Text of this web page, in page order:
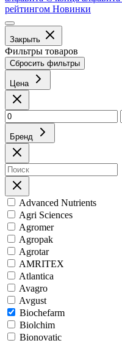
рейтингом Новинки
Закрыть
Фильтры товаров
Сбросить фильтры
Цена
Бренд
Advanced Nutrients
Agri Sciences
Agromer
Agropak
Agrotar
AMRITEX
Atlantica
Avagro
Avgust
Biochefarm
Biolchim
Bionovatic